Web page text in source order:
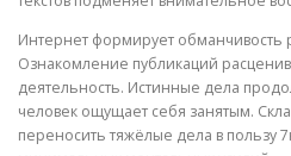
Интернет формирует обманчивость
Ознакомление публикаций
деятельность. Истинные дела
человек ощущает себя занятым.
переносить тяжёлые дела в пользу